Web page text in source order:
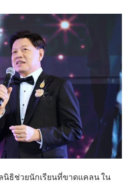
นิธิช่วยนักเรียนที่ขาดแคลน ใน